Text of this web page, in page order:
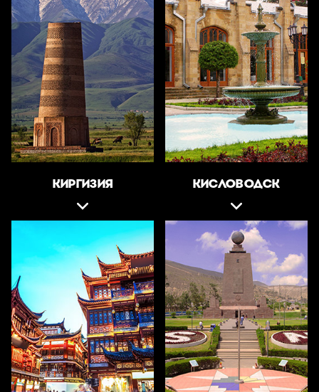
КИРГИЗИЯ КИСЛОВОДСК